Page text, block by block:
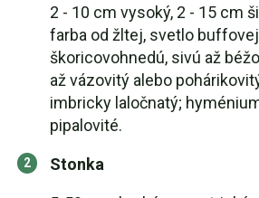
2 - 10 cm vysoký, 2 - 15 cm
farba od žltej, svetlo
škoricovohnedú, sivú až
až vázovitý alebo
imbricky laločnatý;
pipalovité.
Stonka